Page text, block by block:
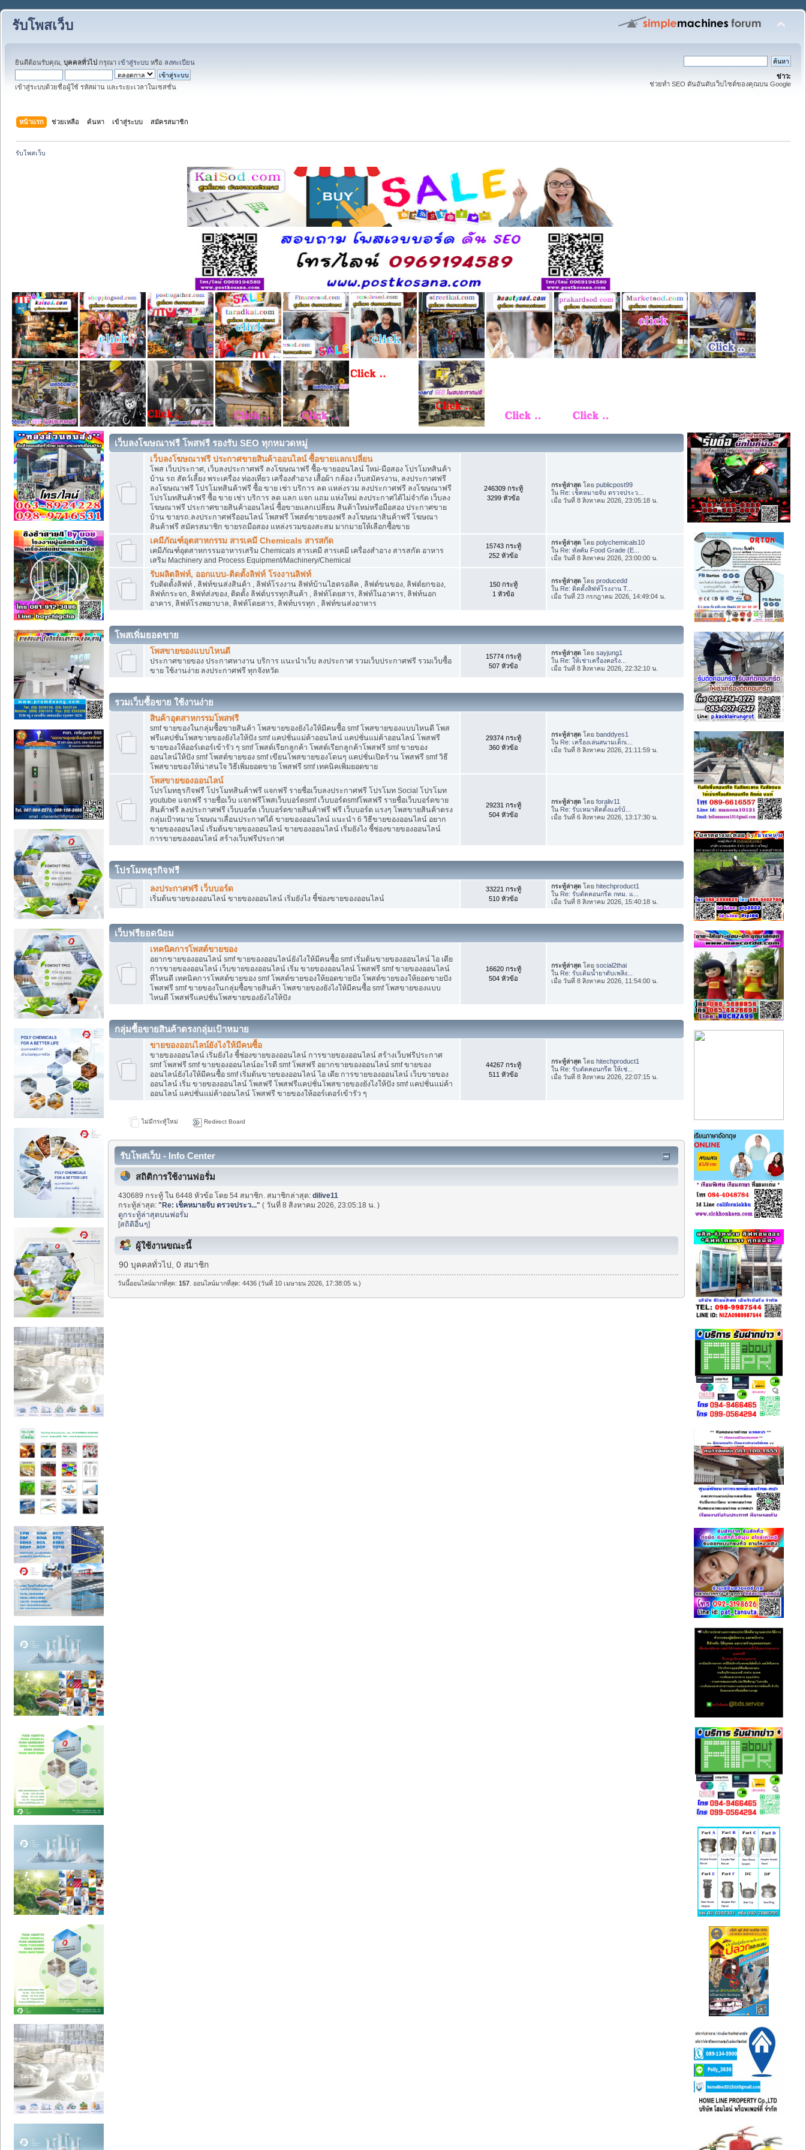
รับโพสเว็บ
ยินดีต้อนรับคุณ, บุคคลทั่วไป กรุณา เข้าสู่ระบบ หรือ ลงทะเบียน
เข้าสู่ระบบด้วยชื่อผู้ใช้ รหัสผ่าน และระยะเวลาในเซสชั่น
ข่าว:
ช่วยทำ SEO ดันอันดับเว็บไซต์ของคุณบน Google
หน้าแรก ช่วยเหลือ ค้นหา เข้าสู่ระบบ สมัครสมาชิก
รับโพสเว็บ
เว็บลงโฆษณาฟรี โพสฟรี รองรับ SEO ทุกหมวดหมู่
เว็บลงโฆษณาฟรี ประกาศขายสินค้าออนไลน์ ซื้อขายแลกเปลี่ยน
โพส เว็บประกาศ, เว็บลงประกาศฟรี ลงโฆษณาฟรี ซื้อ-ขายออนไลน์ ใหม่-มือสอง โปรโมทสินค้า
บ้าน รถ สัตว์เลี้ยง พระเครื่อง ท่องเที่ยว เครื่องสำอาง เสื้อผ้า กล้อง เว็บสมัครงาน, ลงประกาศฟรี
ลงโฆษณาฟรี โปรโมทสินค้าฟรี ซื้อ ขาย เช่า บริการ ลด แหล่งรวม ลงประกาศฟรี ลงโฆษณาฟรี
โปรโมทสินค้าฟรี ซื้อ ขาย เช่า บริการ ลด แลก แจก แถม แห่งใหม่ ลงประกาศได้ไม่จำกัด เว็บลง
โฆษณาฟรี ประกาศขายสินค้าออนไลน์ ซื้อขายแลกเปลี่ยน สินค้าใหม่หรือมือสอง ประกาศขาย
บ้าน ขายรถ.ลงประกาศฟรีออนไลน์ โพสฟรี โพสต์ขายของฟรี ลงโฆษณาสินค้าฟรี โฆษณา
สินค้าฟรี สมัครสมาชิก ขายรถมือสอง แหล่งรวมของสะสม มากมายให้เลือกซื้อขาย
246309 กระทู้
3299 หัวข้อ
กระทู้ล่าสุด โดยpublicpost99
ใน Re: เช็คหมายจับ ตรวจประว...
เมื่อ วันที่ 8 สิงหาคม 2026, 23:05:18 น.
เคมีภัณฑ์อุตสาหกรรม สารเคมี Chemicals สารสกัด
เคมีภัณฑ์อุตสาหกรรมอาหารเสริม Chemicals สารเคมี สารเคมี เครื่องสำอาง สารสกัด อาหาร
เสริม Machinery and Process Equipment/Machinery/Chemical
15743 กระทู้
252 หัวข้อ
กระทู้ล่าสุด โดยpolychemicals10
ใน Re: ทัลคัม Food Grade (E...
เมื่อ วันที่ 8 สิงหาคม 2026, 23:00:00 น.
รับผลิตลิฟท์, ออกแบบ-ติดตั้งลิฟท์ โรงงานลิฟท์
รับติดตั้งลิฟท์ , ลิฟท์ขนส่งสินค้า , ลิฟท์โรงงาน ลิฟท์บ้านไฮดรอลิค , ลิฟต์ขนของ, ลิฟต์ยกของ,
ลิฟท์กระจก, ลิฟท์ส่งของ, ติดตั้ง ลิฟต์บรรทุกสินค้า , ลิฟท์โดยสาร, ลิฟท์ในอาคาร, ลิฟท์นอก
อาคาร, ลิฟท์โรงพยาบาล, ลิฟท์โดยสาร, ลิฟท์บรรทุก , ลิฟท์ขนส่งอาหาร
150 กระทู้
1 หัวข้อ
กระทู้ล่าสุด โดยproducedd
ใน Re: ติดตั้งลิฟท์โรงงาน T...
เมื่อ วันที่ 23 กรกฎาคม 2026, 14:49:04 น.
โพสเพิ่มยอดขาย
โพสขายของแบบไหนดี
ประกาศขายของ ประกาศหางาน บริการ แนะนำเว็บ ลงประกาศ รวมเว็บประกาศฟรี รวมเว็บซื้อ
ขาย ใช้งานง่าย ลงประกาศฟรี ทุกจังหวัด
15774 กระทู้
507 หัวข้อ
กระทู้ล่าสุด โดยsayjung1
ใน Re: ให้เช่าเครื่องคอริ่ง...
เมื่อ วันที่ 8 สิงหาคม 2026, 22:32:10 น.
รวมเว็บซื้อขาย ใช้งานง่าย
สินค้าอุตสาหกรรมโพสฟรี
smf ขายของในกลุ่มซื้อขายสินค้า โพสขายของยังไงให้มีคนซื้อ smf โพสขายของแบบไหนดี โพส
ฟรีแคปชั่นโพสขายของยังไงให้ปัง smf แคปชั่นแม่ค้าออนไลน์ แคปชั่นแม่ค้าออนไลน์ โพสฟรี
ขายของให้ออร์เดอร์เข้ารัว ๆ smf โพสต์เรียกลูกค้า โพสต์เรียกลูกค้าโพสฟรี smf ขายของ
ออนไลน์ให้ปัง smf โพสต์ขายของ smf เขียนโพสขายของโดนๆ แคปชั่นเปิดร้าน โพสฟรี smf วิธี
โพสขายของให้น่าสนใจ วิธีเพิ่มยอดขาย โพสฟรี smf เทคนิคเพิ่มยอดขาย
29374 กระทู้
360 หัวข้อ
กระทู้ล่าสุด โดยbanddyes1
ใน Re: เครื่องเล่นสนามเด็กเ...
เมื่อ วันที่ 8 สิงหาคม 2026, 21:11:59 น.
โพสขายของออนไลน์
โปรโมทธุรกิจฟรี โปรโมทสินค้าฟรี แจกฟรี รายชื่อเว็บลงประกาศฟรี โปรโมท Social โปรโมท
youtube แจกฟรี รายชื่อเว็บ แจกฟรีโพสเว็บบอร์ดsmf เว็บบอร์ดsmfโพสฟรี รายชื่อเว็บบอร์ดขาย
สินค้าฟรี ลงประกาศฟรี เว็บบอร์ด เว็บบอร์ดขายสินค้าฟรี ฟรี เว็บบอร์ด แรงๆ โพสขายสินค้าตรง
กลุ่มเป้าหมาย โฆษณาเลื่อนประกาศได้ ขายของออนไลน์ แนะนำ 6 วิธีขายของออนไลน์ อยาก
ขายของออนไลน์ เริ่มต้นขายของออนไลน์ ขายของออนไลน์ เริ่มยังไง ชี้ช่องขายของออนไลน์
การขายของออนไลน์ สร้างเว็บฟรีประกาศ
29231 กระทู้
504 หัวข้อ
กระทู้ล่าสุด โดยforaliv11
ใน Re: รับเหมาติดตั้งแอร์บ้...
เมื่อ วันที่ 6 สิงหาคม 2026, 13:17:30 น.
โปรโมทธุรกิจฟรี
ลงประกาศฟรี เว็บบอร์ด
เริ่มต้นขายของออนไลน์ ขายของออนไลน์ เริ่มยังไง ชี้ช่องขายของออนไลน์
33221 กระทู้
510 หัวข้อ
กระทู้ล่าสุด โดยhitechproduct1
ใน Re: รับตัดคอนกรีต กทม. แ...
เมื่อ วันที่ 8 สิงหาคม 2026, 15:40:18 น.
เว็บฟรียอดนิยม
เทคนิคการโพสต์ขายของ
อยากขายของออนไลน์ smf ขายของออนไลน์ยังไงให้มีคนซื้อ smf เริ่มต้นขายของออนไลน์ ไอ เดีย
การขายของออนไลน์ เว็บขายของออนไลน์ เริ่ม ขายของออนไลน์ โพสฟรี smf ขายของออนไลน์
ที่ไหนดี เทคนิคการโพสต์ขายของ smf โพสต์ขายของให้ยอดขายปัง โพสต์ขายของให้ยอดขายปัง
โพสฟรี smf ขายของในกลุ่มซื้อขายสินค้า โพสขายของยังไงให้มีคนซื้อ smf โพสขายของแบบ
ไหนดี โพสฟรีแคปชั่นโพสขายของยังไงให้ปัง
16620 กระทู้
504 หัวข้อ
กระทู้ล่าสุด โดยsocial2thai
ใน Re: รับเติมน้ำยาดับเพลิง...
เมื่อ วันที่ 8 สิงหาคม 2026, 11:54:00 น.
กลุ่มซื้อขายสินค้าตรงกลุ่มเป้าหมาย
ขายของออนไลน์ยังไงให้มีคนซื้อ
ขายของออนไลน์ เริ่มยังไง ชี้ช่องขายของออนไลน์ การขายของออนไลน์ สร้างเว็บฟรีประกาศ
smf โพสฟรี smf ขายของออนไลน์อะไรดี smf โพสฟรี อยากขายของออนไลน์ smf ขายของ
ออนไลน์ยังไงให้มีคนซื้อ smf เริ่มต้นขายของออนไลน์ ไอ เดีย การขายของออนไลน์ เว็บขายของ
ออนไลน์ เริ่ม ขายของออนไลน์ โพสฟรี โพสฟรีแคปชั่นโพสขายของยังไงให้ปัง smf แคปชั่นแม่ค้า
ออนไลน์ แคปชั่นแม่ค้าออนไลน์ โพสฟรี ขายของให้ออร์เดอร์เข้ารัว ๆ
44267 กระทู้
511 หัวข้อ
กระทู้ล่าสุด โดยhitechproduct1
ใน Re: รับตัดคอนกรีต ให้เช่...
เมื่อ วันที่ 8 สิงหาคม 2026, 22:07:15 น.
ไม่มีกระทู้ใหม่ Redirect Board
รับโพสเว็บ - Info Center
สถิติการใช้งานฟอรั่ม
430689 กระทู้ ใน 6448 หัวข้อ โดย 54 สมาชิก. สมาชิกล่าสุด:dilive11
กระทู้ล่าสุด:"Re: เช็คหมายจับ ตรวจประว..." ( วันที่ 8 สิงหาคม 2026, 23:05:18 น. )
ดูกระทู้ล่าสุดบนฟอรั่ม
[สถิติอื่นๆ]
ผู้ใช้งานขณะนี้
90 บุคคลทั่วไป, 0 สมาชิก
วันนี้ออนไลน์มากที่สุด:157 . ออนไลน์มากที่สุด: 4436 (วันที่ 10 เมษายน 2026, 17:38:05 น.)